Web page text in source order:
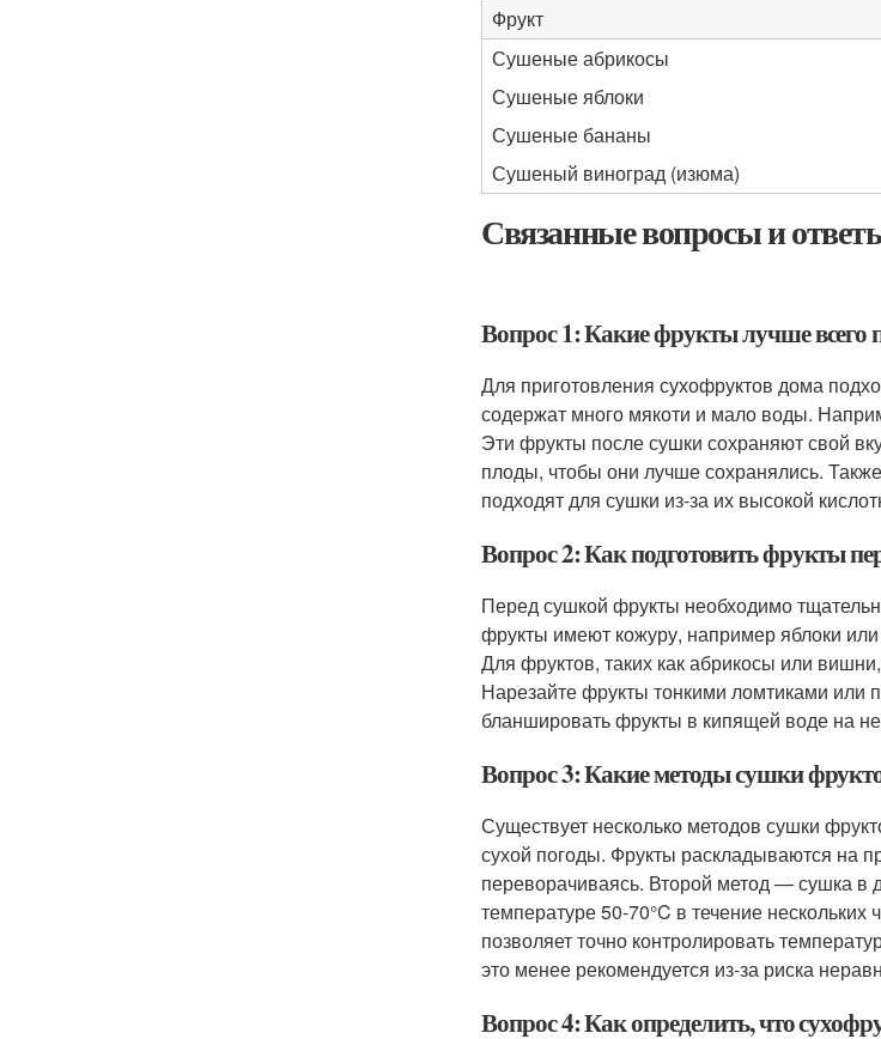
Фрукт
Сушеные абрикосы
Сушеные яблоки
Сушеные бананы
Сушеный виноград (изюма)
Связанные вопросы и
Вопрос 1: Какие фрукты лучше всего
Для приготовления сухофруктов дома
содержат много мякоти и мало воды.
Эти фрукты после сушки сохраняют свой
плоды, чтобы они лучше сохранялись.
подходят для сушки из-за их высокой
Вопрос 2: Как подготовить фрукты
Перед сушкой фрукты необходимо
фрукты имеют кожуру, например яблоки
Для фруктов, таких как абрикосы или
Нарезайте фрукты тонкими ломтиками
бланшировать фрукты в кипящей воде на
Вопрос 3: Какие методы сушки
Существует несколько методов сушки
сухой погоды. Фрукты раскладываются на
переворачиваясь. Второй метод — сушка в
температуре 50-70°C в течение
позволяет точно контролировать
это менее рекомендуется из-за риска
Вопрос 4: Как определить, что